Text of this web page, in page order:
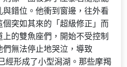
錯位。他衝到窗邊，往外看
突如其來的「超級修正」而
的雙魚座們，開始不受控制
無法停止地哭泣，導致
經形成了小型潟湖。那些摩羯